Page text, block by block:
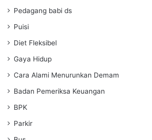
Pedagang babi ds
Puisi
Diet Fleksibel
Gaya Hidup
Cara Alami Menurunkan Demam
Badan Pemeriksa Keuangan
BPK
Parkir